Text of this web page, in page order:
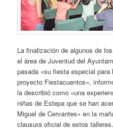
La finalización de algunos de
el área de Juventud del
pasada «su fiesta especial
proyecto Fiestacuentos»,
la describió como «una
niñas de Estepa que se han
Miguel de Cervantes» en la
clausura oficial de estos talleres.